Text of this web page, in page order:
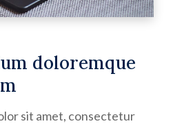
doloremque
sit amet, consectetur